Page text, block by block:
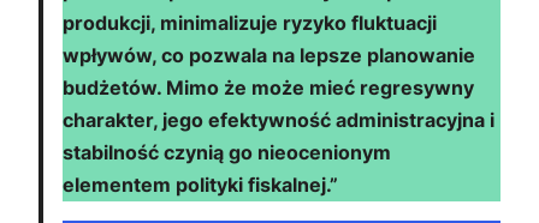
produkcji, minimalizuje ryzyko fluktuacji
wpływów, co pozwala na lepsze planowanie
budżetów. Mimo że może mieć regresywny
charakter, jego efektywność administracyjna i
stabilność czynią go nieocenionym
elementem polityki fiskalnej.”